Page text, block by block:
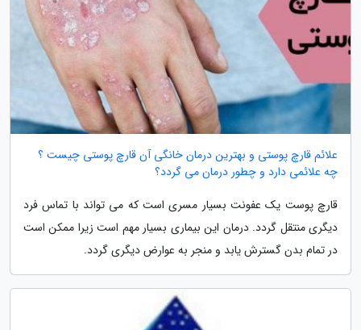
علائم قارچ پوستی و بهترین درمان خانگی آن قارچ پوستی چیست ؟
چه علائمی دارد و چطور درمان می گردد؟
قارچ پوست یک عفونت بسیار مسری است که می تواند با تماس فرد
دیگری منتقل گردد. درمان این بیماری بسیار مهم است زیرا ممکن است
در تمام بدن گسترش یابد و منجر به عوارض دیگری گردد.